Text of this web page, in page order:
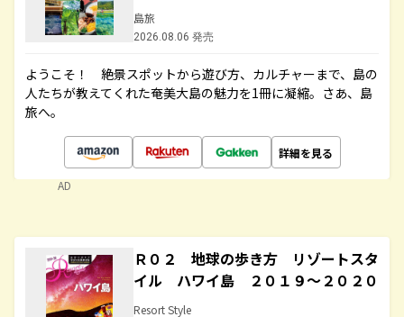
島旅
2026.08.06 発売
ようこそ！ 絶景スポットから遊び方、カルチャーまで、島の
人たちが教えてくれた奄美大島の魅力を1冊に凝縮。さあ、島
旅へ。
詳細を見る
AD
Ｒ０２ 地球の歩き方 リゾートスタ
イル ハワイ島 ２０１９～２０２０
Resort Style